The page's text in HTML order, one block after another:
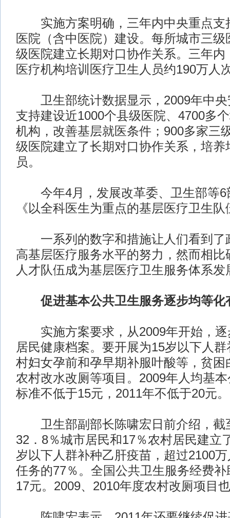
实施方案明确，三年内中央重点支
医院（含中医院）建设。每所城市三
级医院建立长期对口协作关系。三年内
医疗机构培训医疗卫生人员约190万人
卫生部统计数据显示，2009年中央
支持建设近1000个县级医院、4700多
机构，改善基层就医条件；900多家三
级医院建立了长期对口协作关系，培养
员。
今年4月，发展改革委、卫生部等6
《以全科医生为重点的基层医疗卫生
一系列的数字和措施让人们看到了
高基层医疗服务水平的努力，然而相比
人才队伍成为基层医疗卫生服务体系发
促进基本公共卫生服务逐步均等化
实施方案要求，从2009年开始，逐
居民健康档案。要开展为15岁以下人
村妇女孕前和孕早期补服叶酸等，贫困
农村改水改厕等项目。2009年人均基
标准不低于15元，2011年不低于20元。
卫生部副部长陈啸宏日前介绍，截
32．8％城市居民和17％农村居民建立
岁以下人群补种乙肝疫苗，超过2100
任务的77％。全国公共卫生服务经费
17元。2009、2010年度农村改厕项目